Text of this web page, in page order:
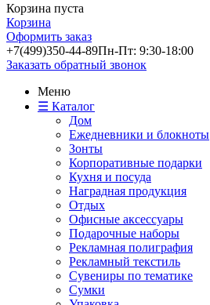
Корзина пуста
Корзина
Оформить заказ
+7(499)350-44-89Пн-Пт: 9:30-18:00
Заказать обратный звонок
Меню
☰ Каталог
Дом
Ежедневники и блокноты
Зонты
Корпоративные подарки
Кухня и посуда
Наградная продукция
Отдых
Офисные аксессуары
Подарочные наборы
Рекламная полиграфия
Рекламный текстиль
Сувениры по тематике
Сумки